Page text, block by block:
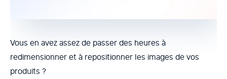
Vous en avez assez de passer des heures à
redimensionner et à repositionner les images de vos
produits ?